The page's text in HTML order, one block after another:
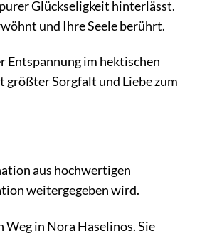
Glückseligkeit hinterlässt.
und Ihre Seele berührt.
Entspannung im hektischen
größter Sorgfalt und Liebe zum
aus hochwertigen
weitergegeben wird.
in Nora Haselinos. Sie